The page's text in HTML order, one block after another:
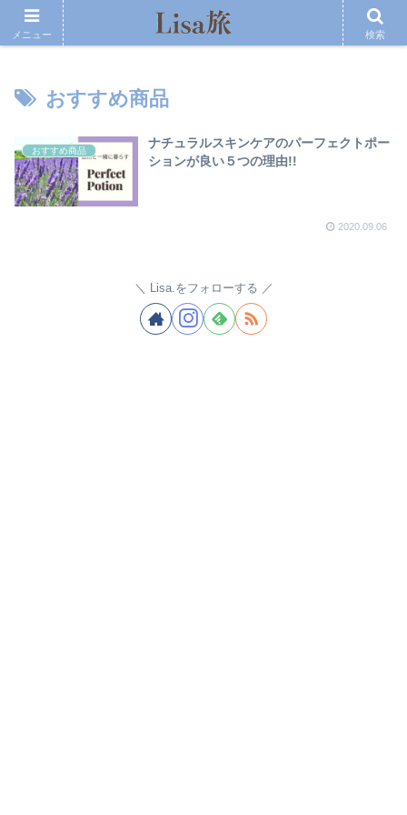
おすすめ商品
おすすめ商品
ナチュラルスキンケアのパーフェクトポー
ションが良い５つの理由!!
2020.09.06
Lisa.をフォローする
メニュー 検索